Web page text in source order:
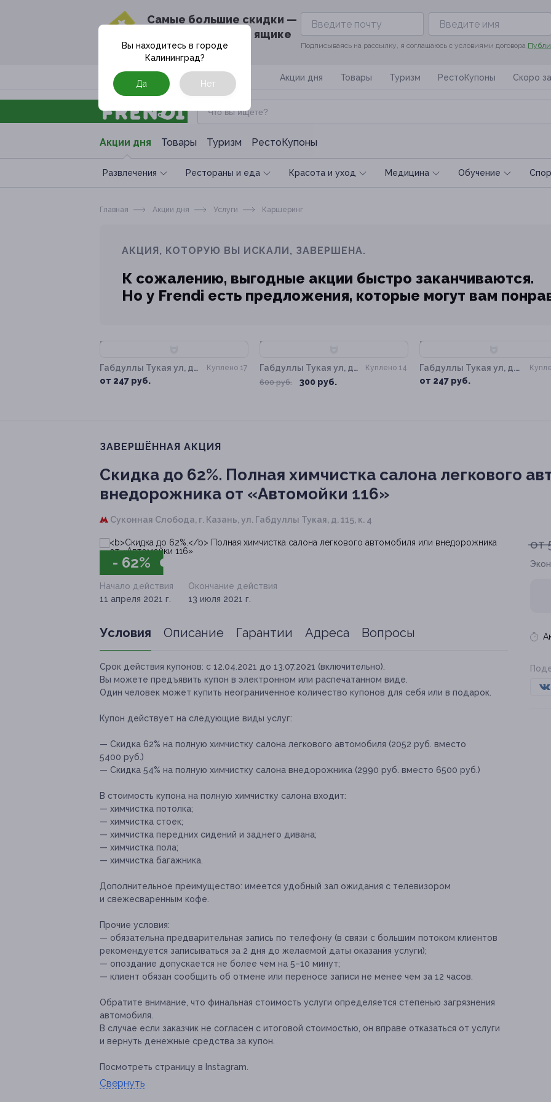
Cамые большие скидки —
в твоём почтовом ящике
Подписываясь на рассылку, я соглашаюсь с условиями договора
Москва Акции дня Товары Туризм РестоКупоны Скоро
Акции дня Товары Туризм РестоКупоны
Развлечения Рестораны и еда Красота и уход Медицина Обучение
Вы находитесь в городе
Калининград?
Да Нет
Главная Акции дня Услуги Каршеринг
АКЦИЯ, КОТОРУЮ ВЫ ИСКАЛИ, ЗАВЕРШЕНА.
К сожалению, выгодные акции быстро заканчиваются.
Но у Frendi есть предложения, которые могут вам
Габдуллы Тукая ул, д.
115, к. 4
от 247 руб.
Куплено 17
Габдуллы Тукая ул, д.
115, к. 4
600 руб. 300 руб.
Куплено 14
Габдуллы Тукая ул, д.
115, к. 4
от 247 руб.
ЗАВЕРШЁННАЯ АКЦИЯ
Скидка до 62%. Полная химчистка салона легкового
внедорожника от «Автомойки 116»
Суконная Слобода, г. Казань, ул. Габдуллы Тукая, д. 115, к. 4
- 62%
от
Начало действия
11 апреля 2021 г.
Окончание действия
13 июля 2021 г.
Условия Описание Гарантии Адреса Вопросы
Срок действия купонов: с 12.04.2021 до 13.07.2021 (включительно).
Вы можете предъявить купон в электронном или распечатанном виде.
Один человек может купить неограниченное количество купонов для себя или в подарок.
Купон действует на следующие виды услуг:
— Скидка 62% на полную химчистку салона легкового автомобиля (2052 руб. вместо
5400 руб.)
— Скидка 54% на полную химчистку салона внедорожника (2990 руб. вместо 6500 руб.)
В стоимость купона на полную химчистку салона входит:
— химчистка потолка;
— химчистка стоек;
— химчистка передних сидений и заднего дивана;
— химчистка пола;
— химчистка багажника.
Дополнительное преимущество: имеется удобный зал ожидания с телевизором
и свежесваренным кофе.
Прочие условия:
— обязательна предварительная запись по телефону (в связи с большим потоком клиентов
рекомендуется записываться за 2 дня до желаемой даты оказания услуги);
— опоздание допускается не более чем на 5–10 минут;
— клиент обязан сообщить об отмене или переносе записи не менее чем за 12 часов.
Обратите внимание, что финальная стоимость услуги определяется степенью загрязнения
автомобиля.
В случае если заказчик не согласен с итоговой стоимостью, он вправе отказаться от услуги
и вернуть денежные средства за купон.
Посмотреть страницу в Instagram.
Свернуть